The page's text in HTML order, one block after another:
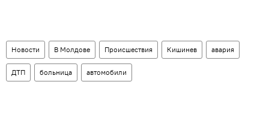
Новости В Молдове Происшествия Кишинев авария
ДТП больница автомобили